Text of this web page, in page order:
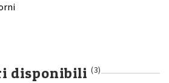
disponibili (3)